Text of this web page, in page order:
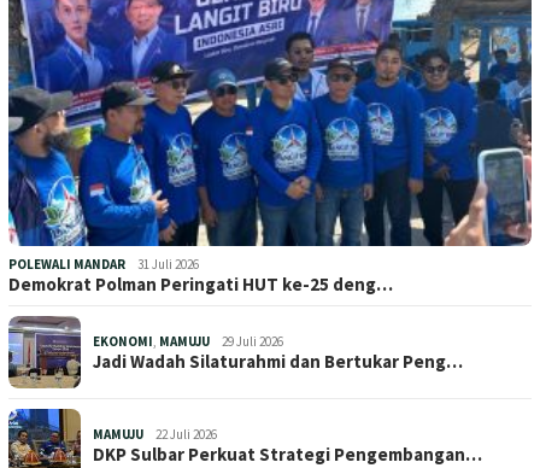
POLEWALI MANDAR 31 Juli 2026
Demokrat Polman Peringati HUT ke-25 deng…
EKONOMI, MAMUJU 29 Juli 2026
Jadi Wadah Silaturahmi dan Bertukar Peng…
MAMUJU 22 Juli 2026
DKP Sulbar Perkuat Strategi Pengembangan…